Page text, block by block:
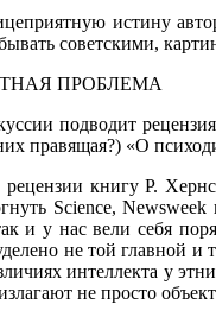
истину
советскими,
ПРОБЛЕМА
подводит
правящая?) «О
книгу Р.
Science,
и у нас вели себя
не той главной
интеллекта у
не просто